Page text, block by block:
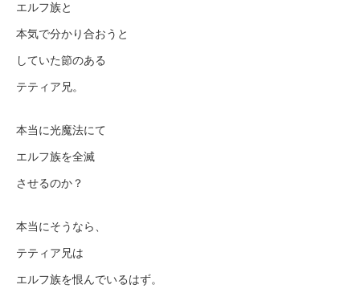
エルフ族と
本気で分かり合おうと
していた節のある
テティア兄。
本当に光魔法にて
エルフ族を全滅
させるのか？
本当にそうなら、
テティア兄は
エルフ族を恨んでいるはず。